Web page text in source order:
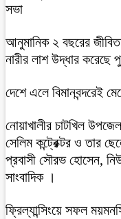
সভা
আনুমানিক ২ বছরের
নারীর লাশ উদ্ধার করেছে
দেশে এলে বিমানবন্দরেই
নোয়াখালীর চাটখিল
সেলিম কন্ট্রেক্টর ও তার
প্রবাসী সৌরভ হোসেন,
সাংবাদিক ।
ফ্রিল্যান্সিংয়ে সফল